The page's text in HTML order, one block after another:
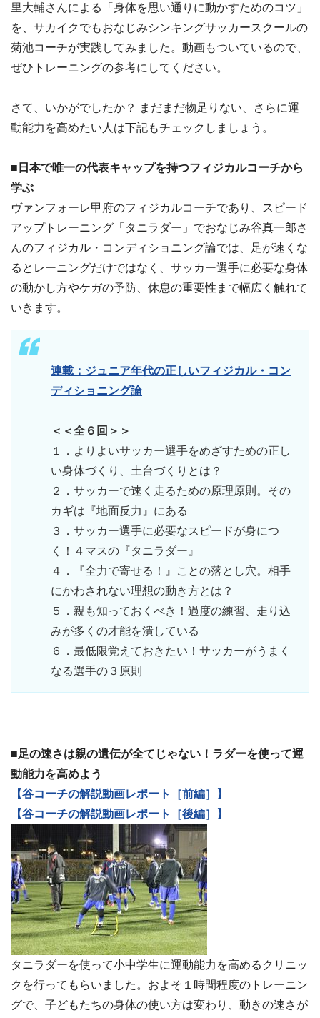
里大輔さんによる「身体を思い通りに動かすためのコツ」
を、サカイクでもおなじみシンキングサッカースクールの
菊池コーチが実践してみました。動画もついているので、
ぜひトレーニングの参考にしてください。
さて、いかがでしたか？ まだまだ物足りない、さらに運
動能力を高めたい人は下記もチェックしましょう。
■日本で唯一の代表キャップを持つフィジカルコーチから
学ぶ
ヴァンフォーレ甲府のフィジカルコーチであり、スピード
アップトレーニング「タニラダー」でおなじみ谷真一郎さ
んのフィジカル・コンディショニング論では、足が速くな
るとレーニングだけではなく、サッカー選手に必要な身体
の動かし方やケガの予防、休息の重要性まで幅広く触れて
いきます。
連載：ジュニア年代の正しいフィジカル・コン
ディショニング論
＜＜全６回＞＞
１．よりよいサッカー選手をめざすための正し
い身体づくり、土台づくりとは？
２．サッカーで速く走るための原理原則。その
カギは『地面反力』にある
３．サッカー選手に必要なスピードが身につ
く！４マスの『タニラダー』
４．『全力で寄せる！』ことの落とし穴。相手
にかわされない理想の動き方とは？
５．親も知っておくべき！過度の練習、走り込
みが多くの才能を潰している
６．最低限覚えておきたい！サッカーがうまく
なる選手の３原則
■足の速さは親の遺伝が全てじゃない！ラダーを使って運
動能力を高めよう
【谷コーチの解説動画レポート［前編］】
【谷コーチの解説動画レポート［後編］】
タニラダーを使って小中学生に運動能力を高めるクリニッ
クを行ってもらいました。およそ１時間程度のトレーニン
グで、子どもたちの身体の使い方は変わり、動きの速さが